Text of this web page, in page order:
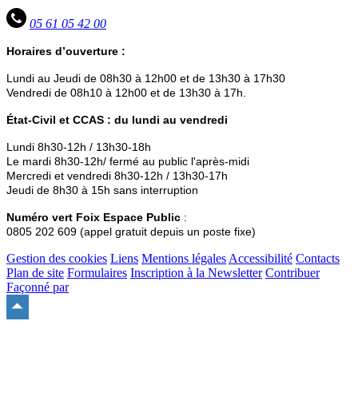
05 61 05 42 00
Horaires d’ouverture :
Lundi au Jeudi de 08h30 à 12h00 et de 13h30 à 17h30
Vendredi de 08h10 à 12h00 et de 13h30 à 17h.
État-Civil et CCAS : du lundi au vendredi
Lundi 8h30-12h / 13h30-18h
Le mardi 8h30-12h/ fermé au public l'après-midi
Mercredi et vendredi 8h30-12h / 13h30-17h
Jeudi de 8h30 à 15h sans interruption
Numéro vert Foix Espace Public :
0805 202 609 (appel gratuit depuis un poste fixe)
Gestion des cookies Liens Mentions légales Accessibilité Contacts
Plan de site Formulaires Inscription à la Newsletter Contribuer
Façonné par